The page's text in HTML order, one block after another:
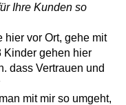
Ihre Kunden so
hier vor Ort, gehe mit
Kinder gehen hier
dass Vertrauen und
mit mir so umgeht,